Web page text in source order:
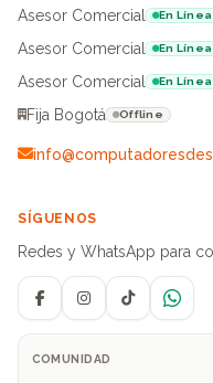
Asesor Comercial En Línea
Asesor Comercial
En Línea
Asesor Comercial
En Línea
Fija Bogotá
Offline
SÍGUENOS
Redes y WhatsApp para
FacebookInstagramTikTok
COMUNIDAD